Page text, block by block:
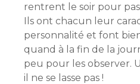
rentrent le soir pour
Ils ont chacun leur
personnalité et font
quand à la fin de la
peu pour les observer.
il ne se lasse pas !